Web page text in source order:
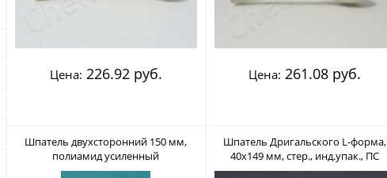
Цена: 226.92 руб. Цена: 261.08 руб.
Шпатель двухсторонний 150 мм,
полиамид усиленный
стекловолокном (Vitlab 80594)
Шпатель Дригальского L-форма,
40х149 мм, стер., инд.упак., ПС
(Deltalab 200510)